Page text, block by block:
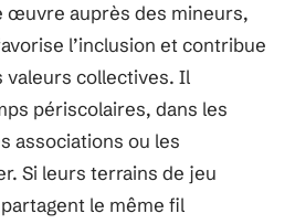
œuvre auprès des mineurs,
l’inclusion et contribue
valeurs collectives. Il
périscolaires, dans les
associations ou les
Si leurs terrains de jeu
le même fil